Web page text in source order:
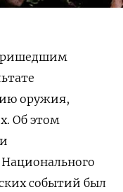
оружия,
Об этом
событий был